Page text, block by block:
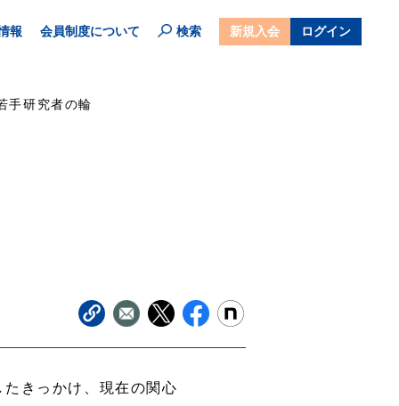
報 会員制度について 検索 新規入会 ログイン
手研究者の輪
きっかけ、現在の関心